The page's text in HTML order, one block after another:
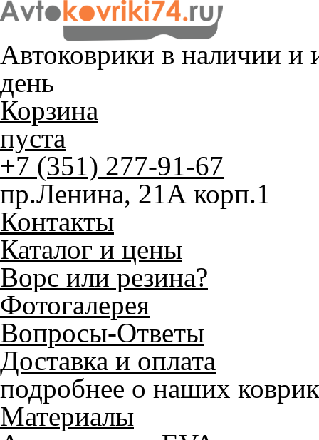
Автоковрики в наличии и
день
Корзина
пуста
+7 (351) 277-91-67
пр.Ленина, 21А корп.1
Контакты
Каталог и цены
Ворс или резина?
Фотогалерея
Вопросы-Ответы
Доставка и оплата
подробнее о наших
Материалы